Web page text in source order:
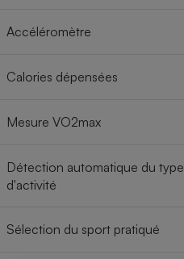
Accéléromètre
Calories dépensées
Mesure VO2max
Détection automatique du type
d'activité
Sélection du sport pratiqué